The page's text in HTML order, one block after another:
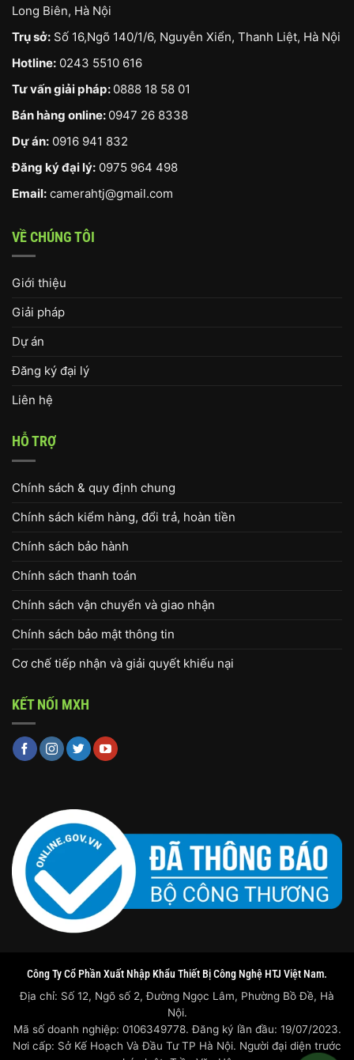
Long Biên, Hà Nội
Trụ sở: Số 16,Ngõ 140/1/6, Nguyễn Xiển, Thanh Liệt, Hà Nội
Hotline: 0243 5510 616
Tư vấn giải pháp: 0888 18 58 01
Bán hàng online: 0947 26 8338
Dự án: 0916 941 832
Đăng ký đại lý: 0975 964 498
Email: camerahtj@gmail.com
VỀ CHÚNG TÔI
Giới thiệu
Giải pháp
Dự án
Đăng ký đại lý
Liên hệ
HỖ TRỢ
Chính sách & quy định chung
Chính sách kiểm hàng, đổi trả, hoàn tiền
Chính sách bảo hành
Chính sách thanh toán
Chính sách vận chuyển và giao nhận
Chính sách bảo mật thông tin
Cơ chế tiếp nhận và giải quyết khiếu nại
KẾT NỐI MXH
Công Ty Cổ Phần Xuất Nhập Khẩu Thiết Bị Công Nghệ HTJ Việt Nam.
Địa chỉ: Số 12, Ngõ số 2, Đường Ngọc Lâm, Phường Bồ Đề, Hà
Nội.
Mã số doanh nghiệp: 0106349778. Đăng ký lần đầu: 19/07/2023.
Nơi cấp: Sở Kế Hoạch Và Đầu Tư TP Hà Nội. Người đại diện trước